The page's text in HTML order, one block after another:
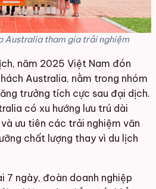
Australia tham gia trải nghiệm
năm 2025 Việt Nam đón
Australia, nằm trong nhóm
trưởng tích cực sau đại dịch.
có xu hướng lưu trú dài
ưu tiên các trải nghiệm văn
chất lượng thay vì du lịch
7 ngày, đoàn doanh nghiệp